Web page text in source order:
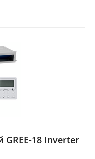
18 Inverter